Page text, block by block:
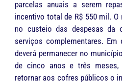
parcelas anuais a serem
incentivo total de R$ 550 mil.
no custeio das despesas da
serviços complementares. Em
deverá permanecer no
de cinco anos e três meses,
retornar aos cofres públicos o